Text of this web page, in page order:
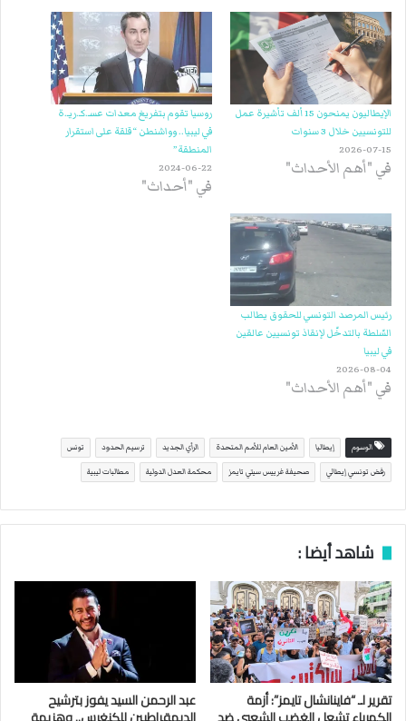
الإيطاليون يمنحون 15 ألف تأشيرة عمل
للتونسيين خلال 3 سنوات
2026-07-15
في "أهم الأحداث"
روسيا تقوم بتفريغ معدات عسـ.كـ.ريـ.ة
في ليبيا.. وواشنطن “قلقة على استقرار
المنطقة”
2024-06-22
في "أحداث"
رئيس المرصد التونسي للحقوق يطالب
السّلطة بالتدخّل لإنقاذ تونسيين عالقين
في ليبيا
2026-08-04
في "أهم الأحداث"
الوسوم إيطاليا الأمين العام للأمم المتحدة الرأي الجديد ترسيم الحدود تونس
رفض تونسي إيطالي صحيفة غرييس سيتي تايمز محكمة العدل الدولية مطالبات ليبية
شاهد أيضا :
تقرير لـ “فاينانشال تايمز”: أزمة عبد الرحمن السيد يفوز بترشيح